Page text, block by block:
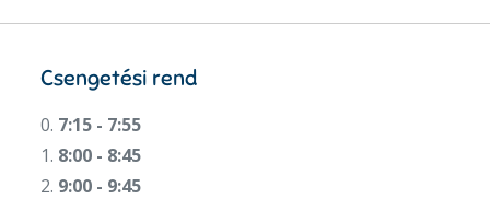
Csengetési rend
0. 7:15 - 7:55
1. 8:00 - 8:45
2. 9:00 - 9:45